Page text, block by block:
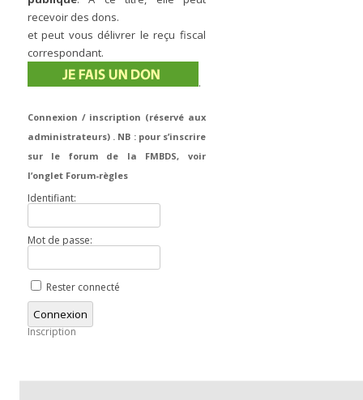
recevoir des dons.
et peut vous délivrer le reçu fiscal
correspondant.
.
Connexion / inscription (réservé aux
administrateurs) . NB : pour s’inscrire
sur le forum de la FMBDS, voir
l’onglet Forum-règles
Identifiant:
Mot de passe:
Rester connecté
Connexion
Inscription